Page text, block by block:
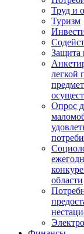
Труд и
Туризм
Защита
легкой
Опрос
области